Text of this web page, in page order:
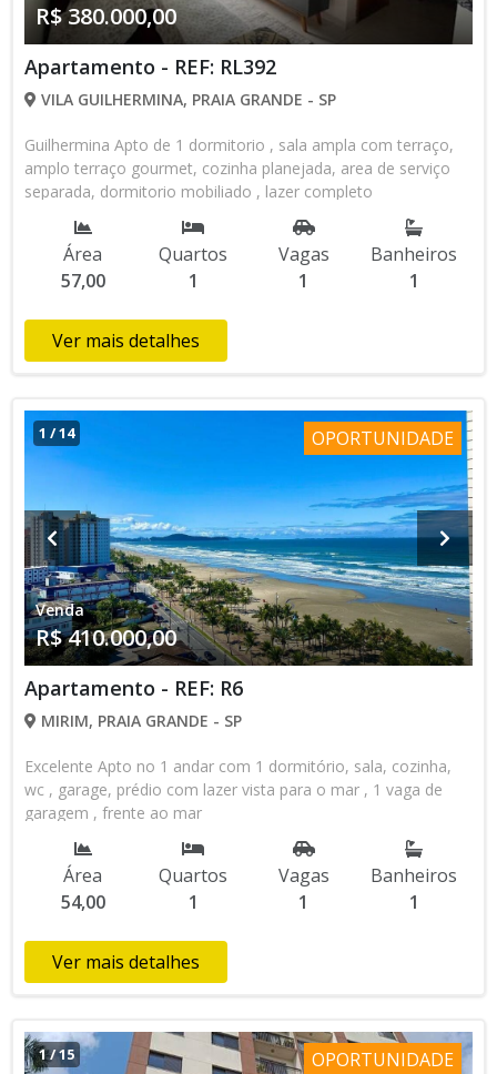
R$ 380.000,00
Apartamento - REF: RL392
VILA GUILHERMINA, PRAIA GRANDE - SP
Guilhermina Apto de 1 dormitorio , sala ampla com terraço,
amplo terraço gourmet, cozinha planejada, area de serviço
separada, dormitorio mobiliado , lazer completo
Área
57,00
Quartos
1
Vagas
1
Banheiros
1
Ver mais detalhes
1 /14 OPORTUNIDADE
Venda
R$ 410.000,00
Apartamento - REF: R6
MIRIM, PRAIA GRANDE - SP
Excelente Apto no 1 andar com 1 dormitório, sala, cozinha,
wc , garage, prédio com lazer vista para o mar , 1 vaga de
garagem , frente ao mar
Área
54,00
Quartos
1
Vagas
1
Banheiros
1
Ver mais detalhes
1/15 OPORTUNIDADE